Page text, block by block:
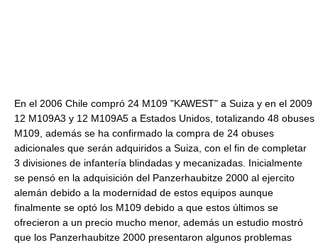
En el 2006 Chile compró 24 M109 "KAWEST" a Suiza y en el 2009
12 M109A3 y 12 M109A5 a Estados Unidos, totalizando 48 obuses
M109, además se ha confirmado la compra de 24 obuses
adicionales que serán adquiridos a Suiza, con el fin de completar
3 divisiones de infantería blindadas y mecanizadas. Inicialmente
se pensó en la adquisición del Panzerhaubitze 2000 al ejercito
alemán debido a la modernidad de estos equipos aunque
finalmente se optó los M109 debido a que estos últimos se
ofrecieron a un precio mucho menor, además un estudio mostró
que los Panzerhaubitze 2000 presentaron algunos problemas